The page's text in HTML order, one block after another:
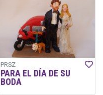
PRSZ
PARA EL DÍA DE SU
BODA